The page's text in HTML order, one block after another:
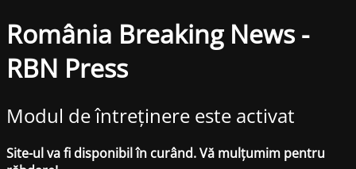
România Breaking News -
RBN Press
Modul de întreținere este activat
Site-ul va fi disponibil în curând. Vă mulțumim pentru